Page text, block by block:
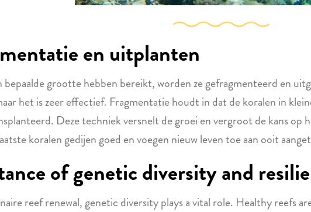
en uitplanten
bepaalde grootte hebben bereikt, worden ze gefragmenteerd en
het is zeer effectief. Fragmentatie houdt in dat de koralen in
Deze techniek versnelt de groei en vergroot de kans op
koralen gedijen goed en voegen nieuw leven toe aan ooit
of genetic diversity and
reef renewal, genetic diversity plays a vital role. Healthy reefs